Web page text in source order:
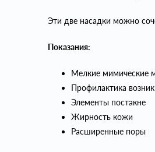
Эти две насадки можно
Показания:
Мелкие мимические
Профилактика
Элементы постакне
Жирность кожи
Расширенные поры